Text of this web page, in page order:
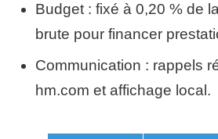
Budget : fixé à 0,20 % de
brute pour financer
Communication : rappels
hm.com et affichage local.